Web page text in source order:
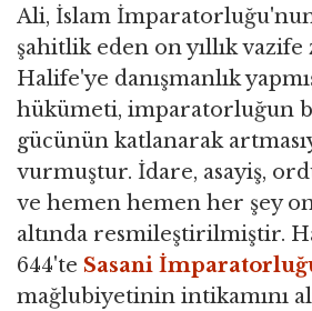
Ali, İslam
şahitlik eden on yıllık vazife
Halife'ye danışmanlık
hükümeti, imparatorluğun
gücünün katlanarak
vurmuştur. İdare, asayiş,
ve hemen hemen her şey
altında resmileştirilmiştir.
644'te Sasani
mağlubiyetinin intikamını